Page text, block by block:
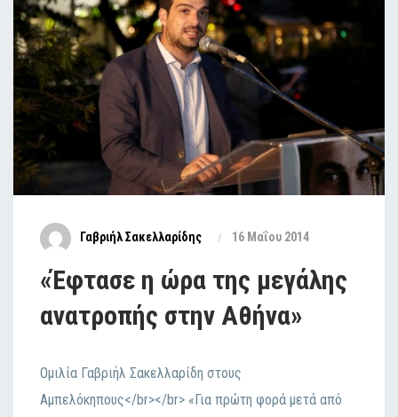
Γαβριήλ Σακελλαρίδης 16 Μαΐου 2014
«Έφτασε η ώρα της μεγάλης
ανατροπής στην Αθήνα»
Ομιλία Γαβριήλ Σακελλαρίδη στους
Αμπελόκηπους</br></br> «Για πρώτη φορά μετά από